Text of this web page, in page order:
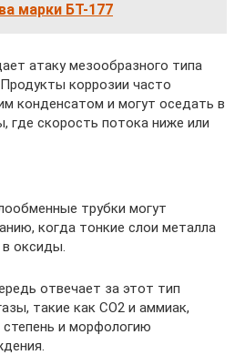
марки БТ-177
атаку мезообразного типа
коррозии часто
конденсатом и могут оседать в
где скорость потока ниже или
трубки могут
когда тонкие слои металла
оксиды.
отвечает за этот тип
такие как СО2 и аммиак,
и морфологию